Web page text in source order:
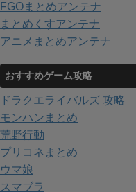
FGOまとめアンテナ
まとめくすアンテナ
アニメまとめアンテナ
おすすめゲーム攻略
ドラクエライバルズ 攻略
モンハンまとめ
荒野行動
プリコネまとめ
ウマ娘
スマブラ